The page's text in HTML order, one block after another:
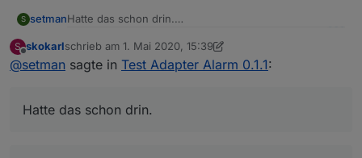
S setmanHatte das schon drin.
S
Offline
skokarlschrieb am 1. Mai 2020, 15:39
zuletzt editiert von skokarl5. Jan. 2020, 17:44
@setman sagte in Test Adapter Alarm 0.1.1:
Hatte das schon drin.